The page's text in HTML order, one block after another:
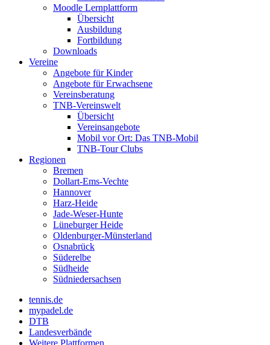
Moodle Lernplattform
Übersicht
Ausbildung
Fortbildung
Downloads
Vereine
Angebote für Kinder
Angebote für Erwachsene
Vereinsberatung
TNB-Vereinswelt
Übersicht
Vereinsangebote
Mobil vor Ort: Das TNB-Mobil
TNB-Tour Clubs
Regionen
Bremen
Dollart-Ems-Vechte
Hannover
Harz-Heide
Jade-Weser-Hunte
Lüneburger Heide
Oldenburger-Münsterland
Osnabrück
Süderelbe
Südheide
Südniedersachsen
tennis.de
mypadel.de
DTB
Landesverbände
Weitere Plattformen